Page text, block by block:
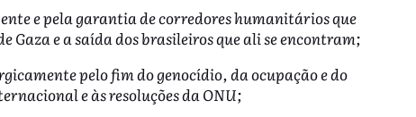
e pela garantia de corredores humanitários que
e a saída dos brasileiros que ali se encontram;
pelo fim do genocídio, da ocupação e do
e às resoluções da ONU;